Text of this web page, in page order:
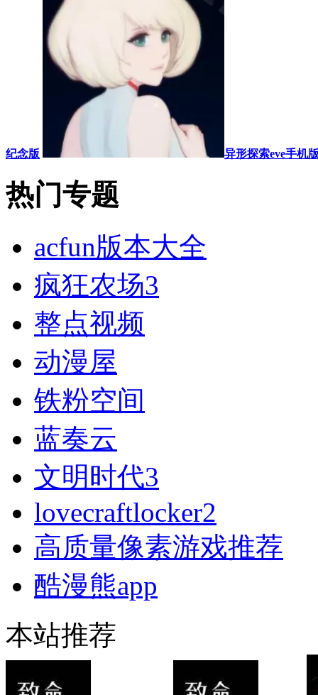
纪念版 异形探索eve手机
热门专题
acfun版本大全
疯狂农场3
整点视频
动漫屋
铁粉空间
蓝奏云
文明时代3
lovecraftlocker2
高质量像素游戏推荐
酷漫熊app
本站推荐